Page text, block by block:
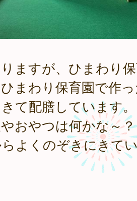
ますが、ひまわり
まわり保育園で作
て配膳しています。
おやつは何かな～
よくのぞきにきて